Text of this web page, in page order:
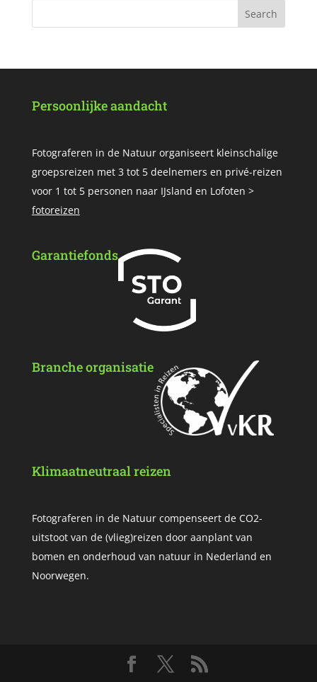
Persoonlijke aandacht
Fotograferen in de Natuur organiseert kleinschalige
groepsreizen met 3 tot 5 deelnemers en privé-reizen
voor 1 tot 5 personen naar IJsland en Lofoten >
fotoreizen
Garantiefonds
Branche organisatie
Klimaatneutraal reizen
Fotograferen in de Natuur compenseert de CO2-
uitstoot van de (vlieg)reizen door aanplant van
bomen en onderhoud van natuur in Nederland en
Noorwegen.